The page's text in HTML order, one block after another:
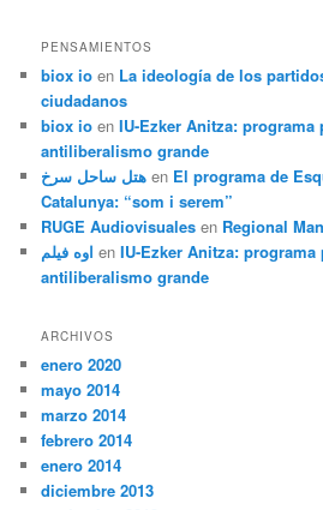
PENSAMIENTOS
biox io en La ideología de los
ciudadanos
biox io enIU-Ezker Anitza: programa
antiliberalismo grande
هتل ساحل سرخ en El programa de
Catalunya: “som i serem”
RUGE Audiovisuales en Regional
اوه فیلم enIU-Ezker Anitza: programa
antiliberalismo grande
ARCHIVOS
enero 2020
mayo 2014
marzo 2014
febrero 2014
enero 2014
diciembre 2013